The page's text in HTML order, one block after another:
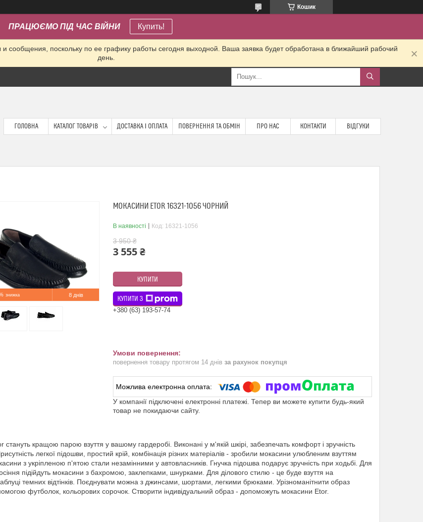
Кошик
ПРАЦЮЄМО ПІД ЧАС ВІЙНИ Купить!
сообщения, поскольку по ее графику работы сегодня выходной. Ваша заявка будет обработана в ближайший рабочий
день.
ГОЛОВНА КАТАЛОГ ТОВАРІВ ДОСТАВКА І ОПЛАТА ПОВЕРНЕННЯ ТА ОБМІН ПРО НАС КОНТАКТИ ВІДГУКИ
8 днів
МОКАСИНИ ETOR 16321-1056 ЧОРНИЙ
В наявності Код: 16321-1056
3 950 ₴
3 555 ₴
КУПИТИ
КУПИТИ З
+380 (63) 193-57-74
повернення товару протягом 14 днів за рахунок покупця
У компанії підключені електронні платежі. Тепер ви можете купити будь-який
товар не покидаючи сайту.
стануть кращою парою взуття у вашому гардеробі. Виконані у м'якій шкірі, забезпечать комфорт і зручність
легкої підошви, простий крій, комбінація різних матеріалів - зробили мокасини улюбленим взуттям
з укріпленою п'ятою стали незамінними у автовласників. Гнучка підошва подарує зручність при ходьбі. Для
підійдуть мокасини з бахромою, заклепками, шнурками. Для ділового стилю - це буде взуття на
темних відтінків. Поєднувати можна з джинсами, шортами, легкими брюками. Урізноманітнити образ
футболок, кольорових сорочок. Створити індивідуальний образ - допоможуть мокасини Etor.